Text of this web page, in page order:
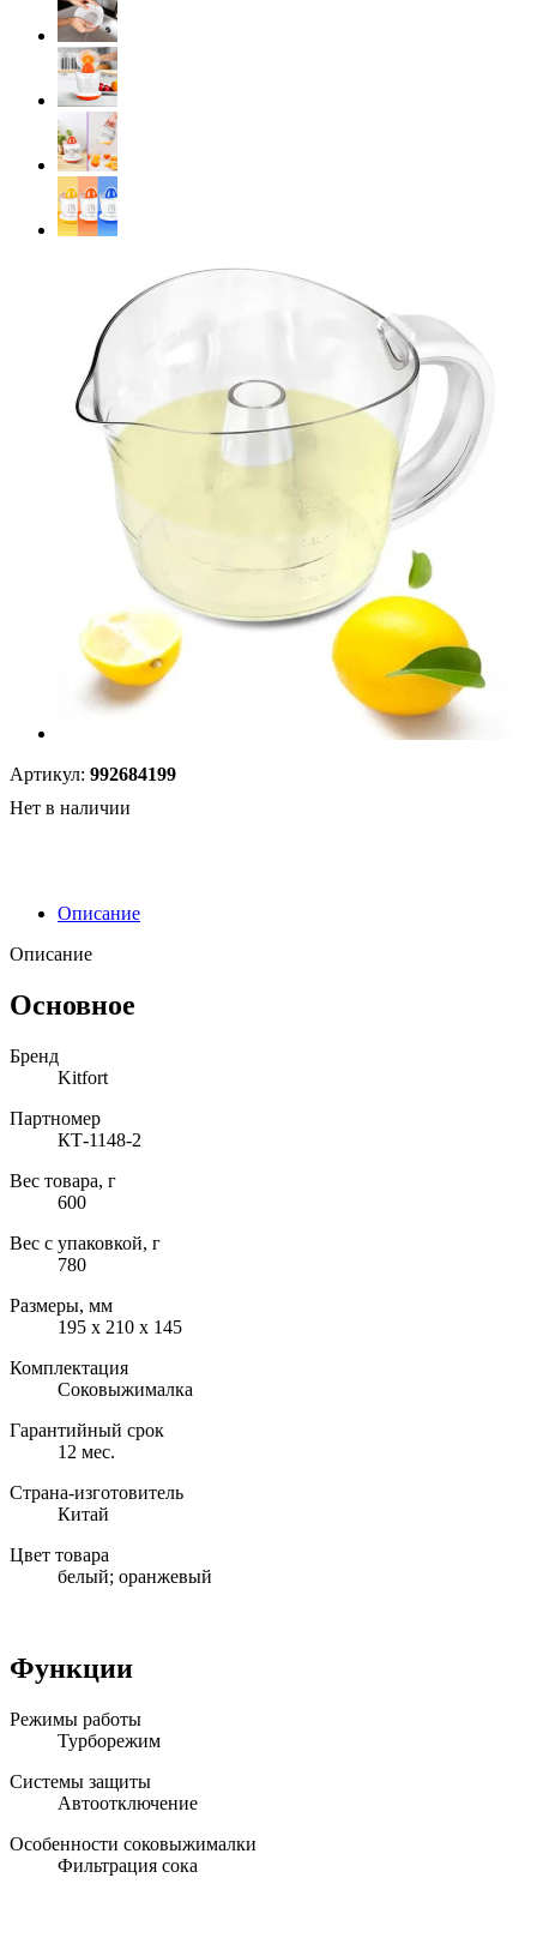
Артикул: 992684199
Нет в наличии
Описание
Описание
Основное
Бренд
Kitfort
Партномер
КТ-1148-2
Вес товара, г
600
Вес с упаковкой, г
780
Размеры, мм
195 х 210 х 145
Комплектация
Соковыжималка
Гарантийный срок
12 мес.
Страна-изготовитель
Китай
Цвет товара
белый; оранжевый
Функции
Режимы работы
Турборежим
Системы защиты
Автоотключение
Особенности соковыжималки
Фильтрация сока